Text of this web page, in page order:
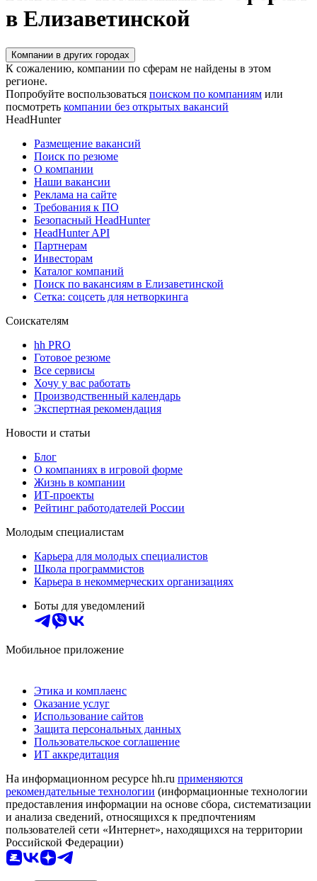
в Елизаветинской
Компании в других городах
К сожалению, компании по сферам не найдены в этом
регионе.
Попробуйте воспользоваться поиском по компаниям или
посмотреть компании без открытых вакансий
HeadHunter
Размещение вакансий
Поиск по резюме
О компании
Наши вакансии
Реклама на сайте
Требования к ПО
Безопасный HeadHunter
HeadHunter API
Партнерам
Инвесторам
Каталог компаний
Поиск по вакансиям в Елизаветинской
Сетка: соцсеть для нетворкинга
Соискателям
hh PRO
Готовое резюме
Все сервисы
Хочу у вас работать
Производственный календарь
Экспертная рекомендация
Новости и статьи
Блог
О компаниях в игровой форме
Жизнь в компании
ИТ-проекты
Рейтинг работодателей России
Молодым специалистам
Карьера для молодых специалистов
Школа программистов
Карьера в некоммерческих организациях
Боты для уведомлений
Мобильное приложение
Этика и комплаенс
Оказание услуг
Использование сайтов
Защита персональных данных
Пользовательское соглашение
ИТ аккредитация
На информационном ресурсе hh.ru применяются
рекомендательные технологии (информационные технологии
предоставления информации на основе сбора, систематизации
и анализа сведений, относящихся к предпочтениям
пользователей сети «Интернет», находящихся на территории
Российской Федерации)